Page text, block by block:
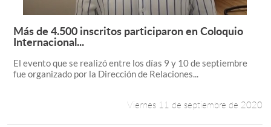
Leer más +
Más de 4.500 inscritos participaron en Coloquio
Internacional...
El evento que se realizó entre los días 9 y 10 de septiembre
fue organizado por la Dirección de Relaciones...
Viernes 11 de septiembre de 2020